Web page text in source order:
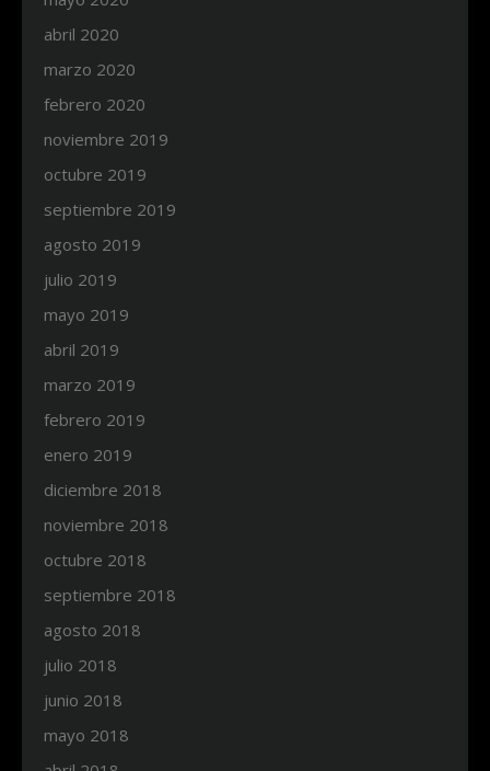
abril 2020
marzo 2020
febrero 2020
noviembre 2019
octubre 2019
septiembre 2019
agosto 2019
julio 2019
mayo 2019
abril 2019
marzo 2019
febrero 2019
enero 2019
diciembre 2018
noviembre 2018
octubre 2018
septiembre 2018
agosto 2018
julio 2018
junio 2018
mayo 2018